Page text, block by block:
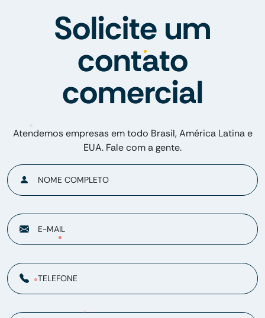
Solicite um
contato
comercial
Atendemos empresas em todo Brasil, América Latina e
EUA. Fale com a gente.
NOME COMPLETO
E-MAIL
TELEFONE